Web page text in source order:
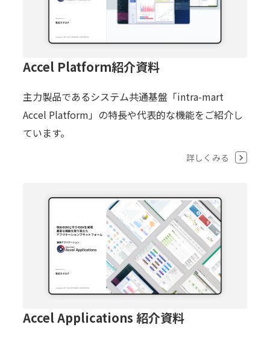
Accel Platform紹介資料
主力製品であるシステム共通基盤「intra-mart
Accel Platform」の特長や代表的な機能をご紹介し
ています。
詳しくみる
Accel Applications 紹介資料